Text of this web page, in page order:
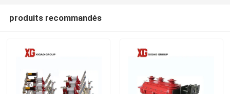
produits recommandés